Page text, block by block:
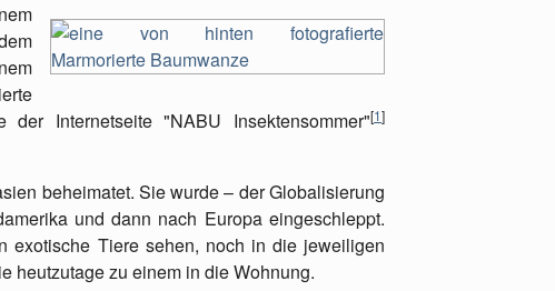
Internetseite "NABU Insektensommer"[1]
beheimatet. Sie wurde – der Globalisierung
und dann nach Europa eingeschleppt.
exotische Tiere sehen, noch in die jeweiligen
heutzutage zu einem in die Wohnung.